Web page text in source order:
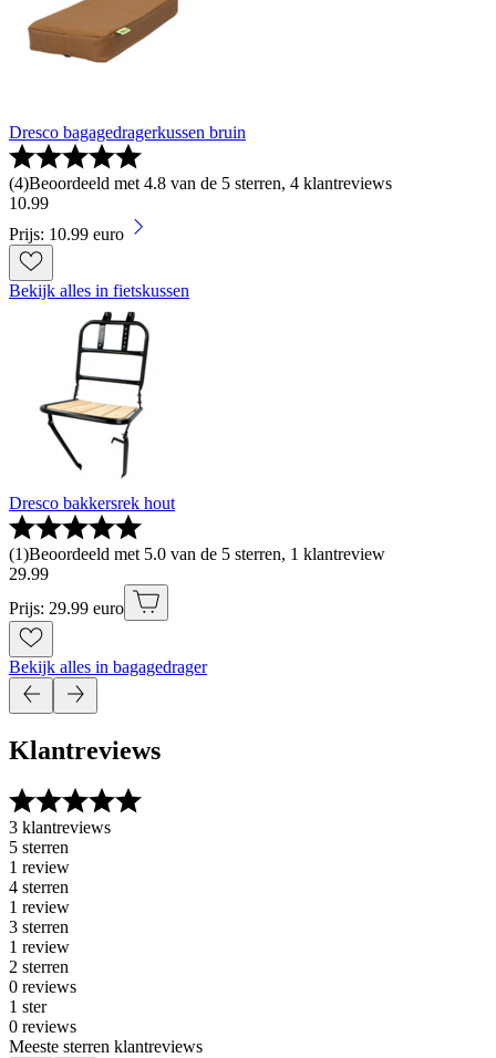
Dresco bagagedragerkussen bruin
(4)Beoordeeld met 4.8 van de 5 sterren, 4 klantreviews
10.99
Prijs: 10.99 euro
Bekijk alles in fietskussen
Dresco bakkersrek hout
(1)Beoordeeld met 5.0 van de 5 sterren, 1 klantreview
29.99
Prijs: 29.99 euro
Bekijk alles in bagagedrager
Klantreviews
3 klantreviews
5 sterren
1 review
4 sterren
1 review
3 sterren
1 review
2 sterren
0 reviews
1 ster
0 reviews
Meeste sterren klantreviews